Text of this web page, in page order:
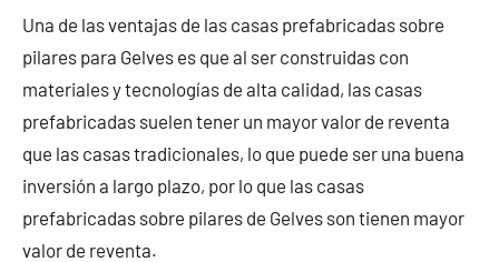
Una de las ventajas de las casas prefabricadas sobre
pilares para Gelves es que al ser construidas con
materiales y tecnologías de alta calidad, las casas
prefabricadas suelen tener un mayor valor de reventa
que las casas tradicionales, lo que puede ser una buena
inversión a largo plazo, por lo que las casas
prefabricadas sobre pilares de Gelves son tienen mayor
valor de reventa.